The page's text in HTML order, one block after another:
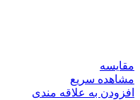
مقایسه
مشاهده سریع
افزودن به علاقه مندی